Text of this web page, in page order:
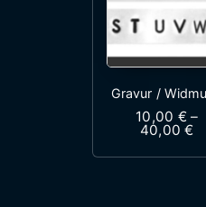
Gravur /
10,00 € –
40,00€